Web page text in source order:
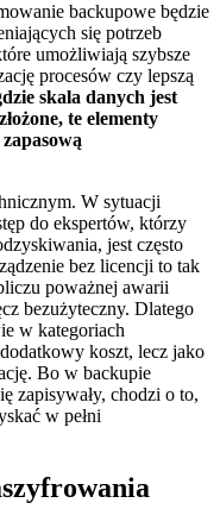
backupowe będzie
się potrzeb
umożliwiają szybsze
procesów czy lepszą
skala danych jest
te elementy
W sytuacji
do ekspertów, którzy
jest często
bez licencji to tak
poważnej awarii
bezużyteczny. Dlatego
w kategoriach
koszt, lecz jako
Bo w backupie
zapisywały, chodzi o to,
w pełni